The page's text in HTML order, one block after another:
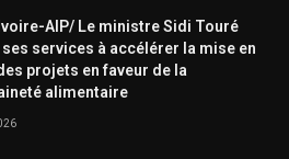
AIP/ Le ministre Sidi Touré
ses services à accélérer la mise en
projets en faveur de la
alimentaire